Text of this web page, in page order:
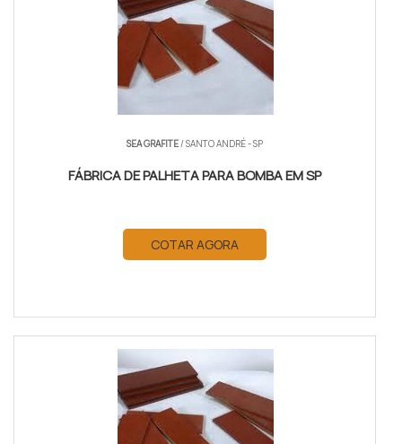
SEA GRAFITE/ SANTO ANDRÉ - SP
FÁBRICA DE PALHETA PARA BOMBA EM SP
COTAR AGORA